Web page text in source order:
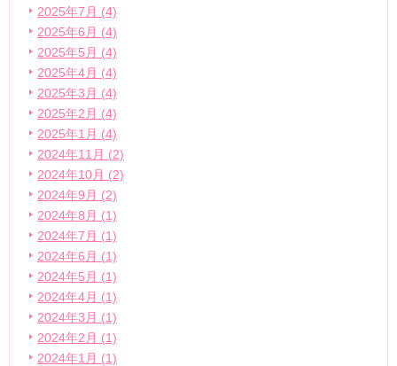
2025年7月 (4)
2025年6月 (4)
2025年5月 (4)
2025年4月 (4)
2025年3月 (4)
2025年2月 (4)
2025年1月 (4)
2024年11月 (2)
2024年10月 (2)
2024年9月 (2)
2024年8月 (1)
2024年7月 (1)
2024年6月 (1)
2024年5月 (1)
2024年4月 (1)
2024年3月 (1)
2024年2月 (1)
2024年1月 (1)